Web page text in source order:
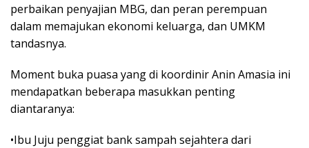
perbaikan penyajian MBG, dan peran perempuan
dalam memajukan ekonomi keluarga, dan UMKM
tandasnya.
Moment buka puasa yang di koordinir Anin Amasia ini
mendapatkan beberapa masukkan penting
diantaranya:
•Ibu Juju penggiat bank sampah sejahtera dari